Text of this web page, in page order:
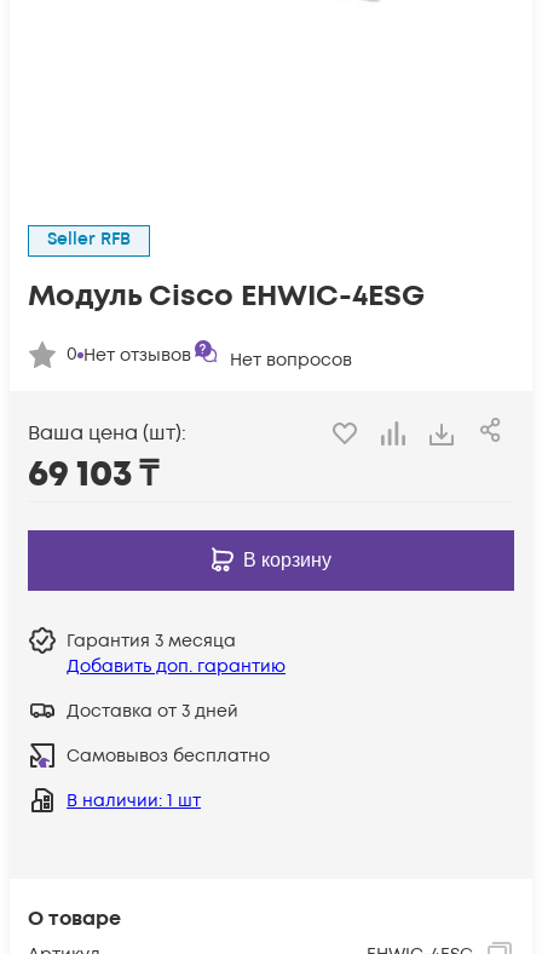
О товаре
Seller RFB
Модуль Cisco EHWIC-4ESG
0 Нет отзывов Нет вопросов
Ваша цена (шт):
69 103₸
В корзину
Гарантия 3 месяца
Добавить доп. гарантию
Доставка от 3 дней
Самовывоз бесплатно
В наличии: 1 шт